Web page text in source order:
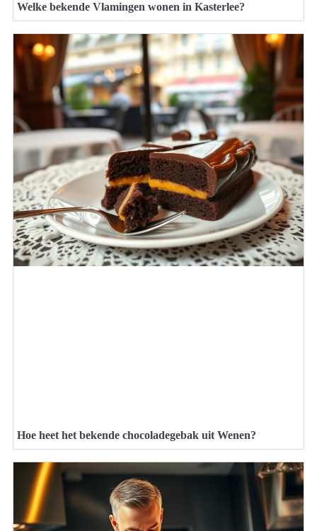
Welke bekende Vlamingen wonen in Kasterlee?
Hoe heet het bekende chocoladegebak uit Wenen?